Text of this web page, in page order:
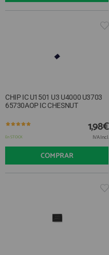
CHIP IC U1501 U3 U4000 U3703
65730AOP IC CHESNUT
En STOCK
1,98€
IVA Incl.
COMPRAR